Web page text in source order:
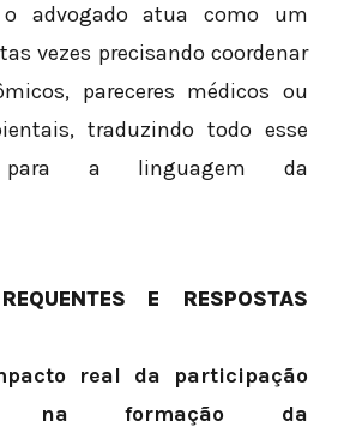
o advogado atua como um
vezes precisando coordenar
pareceres médicos ou
traduzindo todo esse
para a linguagem da
E RESPOSTAS
real da participação
na formação da